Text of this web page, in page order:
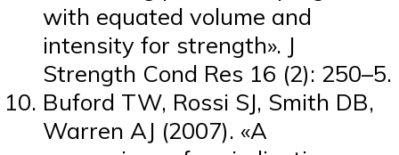
with equated volume and
intensity for strength». J
Strength Cond Res 16 (2): 250–5.
Buford TW, Rossi SJ, Smith DB,
Warren AJ (2007). «A